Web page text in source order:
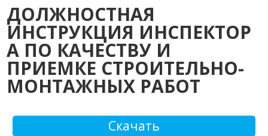
ДОЛЖНОСТНАЯ
ИНСТРУКЦИЯ ИНСПЕКТОР
А ПО КАЧЕСТВУ И
ПРИЕМКЕ СТРОИТЕЛЬНО-
МОНТАЖНЫХ РАБОТ
Скачать